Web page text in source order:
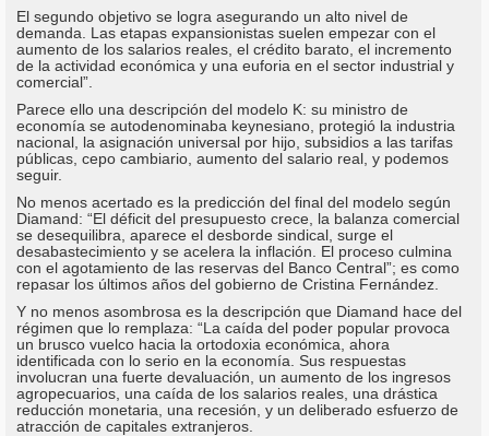
El segundo objetivo se logra asegurando un alto nivel de
demanda. Las etapas expansionistas suelen empezar con el
aumento de los salarios reales, el crédito barato, el incremento
de la actividad económica y una euforia en el sector industrial y
comercial”.
Parece ello una descripción del modelo K: su ministro de
economía se autodenominaba keynesiano, protegió la industria
nacional, la asignación universal por hijo, subsidios a las tarifas
públicas, cepo cambiario, aumento del salario real, y podemos
seguir.
No menos acertado es la predicción del final del modelo según
Diamand: “El déficit del presupuesto crece, la balanza comercial
se desequilibra, aparece el desborde sindical, surge el
desabastecimiento y se acelera la inflación. El proceso culmina
con el agotamiento de las reservas del Banco Central”; es como
repasar los últimos años del gobierno de Cristina Fernández.
Y no menos asombrosa es la descripción que Diamand hace del
régimen que lo remplaza: “La caída del poder popular provoca
un brusco vuelco hacia la ortodoxia económica, ahora
identificada con lo serio en la economía. Sus respuestas
involucran una fuerte devaluación, un aumento de los ingresos
agropecuarios, una caída de los salarios reales, una drástica
reducción monetaria, una recesión, y un deliberado esfuerzo de
atracción de capitales extranjeros.